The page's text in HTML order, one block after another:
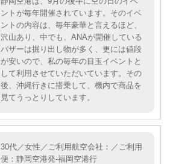
ントが毎年開催されています。そのイベ
ントの内容は、毎年豪華と言えるほど、
沢山あり、中でも、ANAが開催している
バザーは掘り出し物が多く、更には値段
が安いので、私の毎年の目玉イベントと
して利用させていただいています。その
後、沖縄行きに搭乗して、機内で商品を
見てうっとりしています。
30代／女性／ご利用航空会社：／ご利用
便：静岡空港発-福岡空港行